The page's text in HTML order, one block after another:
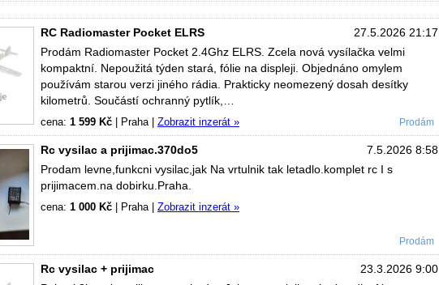
27.5.2026 21:17
RC Radiomaster Pocket ELRS
Prodám Radiomaster Pocket 2.4Ghz ELRS. Zcela nová vysílačka velmi
kompaktní. Nepoužitá týden stará, fólie na displeji. Objednáno omylem
používám starou verzi jiného rádia. Prakticky neomezený dosah desítky
kilometrů. Součástí ochranný pytlík,…
cena: 1 599 Kč | Praha | Zobrazit inzerát » Prodám
7.5.2026 8:58
Rc vysilac a prijimac.370do5
Prodam levne,funkcni vysilac,jak Na vrtulnik tak letadlo.komplet rc I s
prijimacem.na dobirku.Praha.
cena: 1 000 Kč | Praha | Zobrazit inzerát »
Prodám
23.3.2026 9:00
Rc vysilac + prijimac